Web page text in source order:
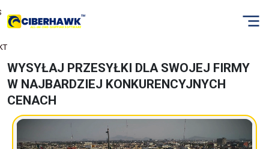
WYSYŁAJ PRZESYŁKI DLA SWOJEJ FIRMY
W NAJBARDZIEJ KONKURENCYJNYCH
CENACH